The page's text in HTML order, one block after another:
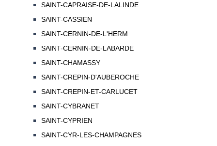
SAINT-CAPRAISE-DE-LALINDE
SAINT-CASSIEN
SAINT-CERNIN-DE-L'HERM
SAINT-CERNIN-DE-LABARDE
SAINT-CHAMASSY
SAINT-CREPIN-D'AUBEROCHE
SAINT-CREPIN-ET-CARLUCET
SAINT-CYBRANET
SAINT-CYPRIEN
SAINT-CYR-LES-CHAMPAGNES